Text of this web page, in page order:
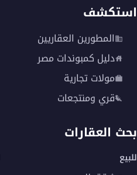
استكشف
المطورين العقاريين
دليل كمبوندات مصر
مولات تجارية
قري ومنتجعات
بحث العقارات
للبيع